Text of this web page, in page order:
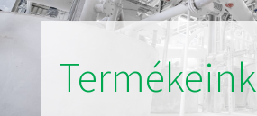
Termékeink